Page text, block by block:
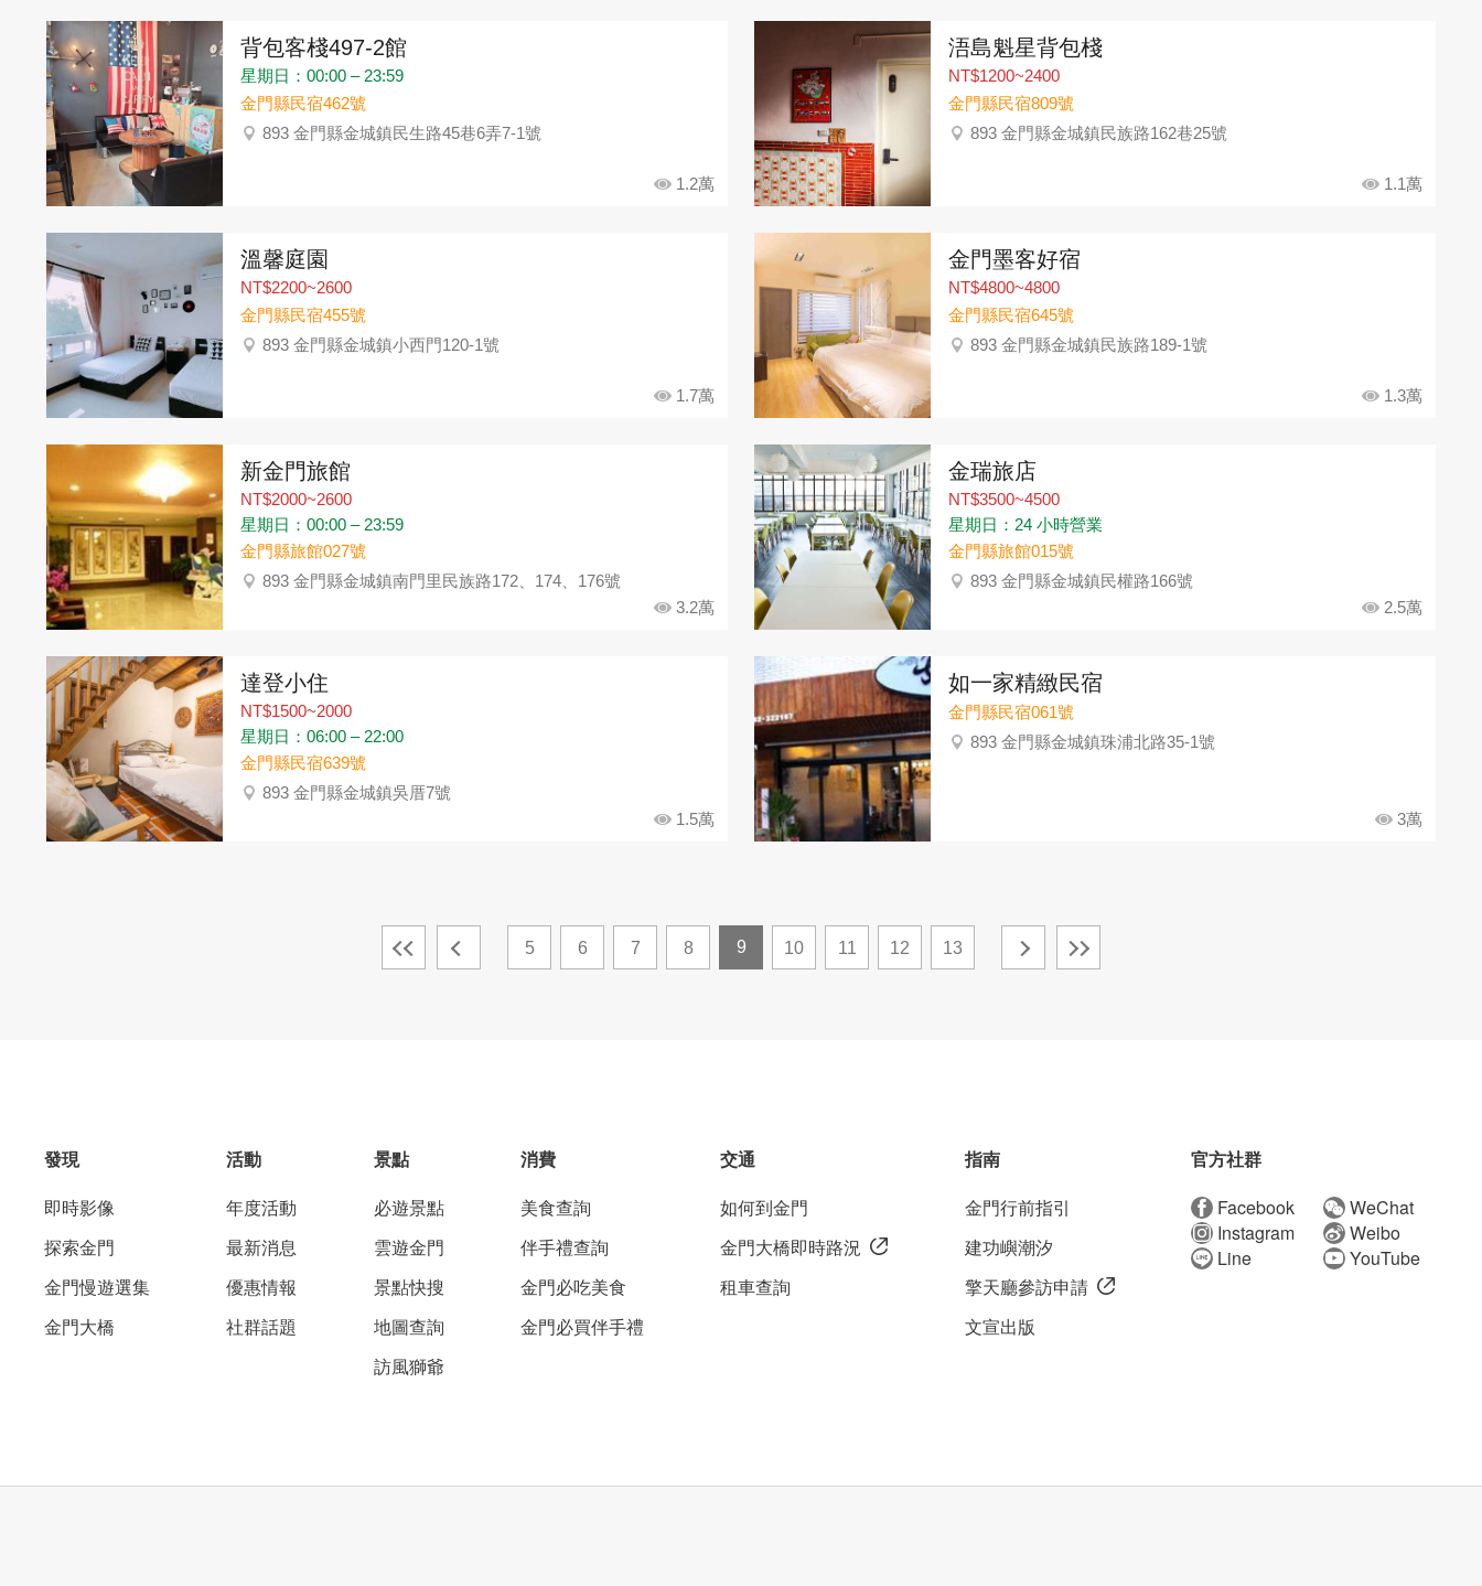
背包客棧497-2館
星期日：00:00 – 23:59
金門縣民宿462號
893 金門縣金城鎮民生路45巷6弄7-1號
1.2萬
浯島魁星背包棧
NT$1200~2400
金門縣民宿809號
893 金門縣金城鎮民族路162巷25號
1.1萬
溫馨庭園
NT$2200~2600
金門縣民宿455號
893 金門縣金城鎮小西門120-1號
1.7萬
金門墨客好宿
NT$4800~4800
金門縣民宿645號
893 金門縣金城鎮民族路189-1號
1.3萬
新金門旅館
NT$2000~2600
星期日：00:00 – 23:59
金門縣旅館027號
893 金門縣金城鎮南門里民族路172、174、176號
3.2萬
金瑞旅店
NT$3500~4500
星期日：24 小時營業
金門縣旅館015號
893 金門縣金城鎮民權路166號
2.5萬
達登小住
NT$1500~2000
星期日：06:00 – 22:00
金門縣民宿639號
893 金門縣金城鎮吳厝7號
1.5萬
如一家精緻民宿
金門縣民宿061號
893 金門縣金城鎮珠浦北路35-1號
3萬
5 6 7 8 9 10 11 12 13
發現
即時影像
探索金門
金門慢遊選集
金門大橋
活動
年度活動
最新消息
優惠情報
社群話題
景點
必遊景點
雲遊金門
景點快搜
地圖查詢
訪風獅爺
消費
美食查詢
伴手禮查詢
金門必吃美食
金門必買伴手禮
交通
如何到金門
金門大橋即時路況
租車查詢
指南
金門行前指引
建功嶼潮汐
擎天廳參訪申請
文宣出版
官方社群
Facebook
WeChat
Instagram
Weibo
Line
YouTube